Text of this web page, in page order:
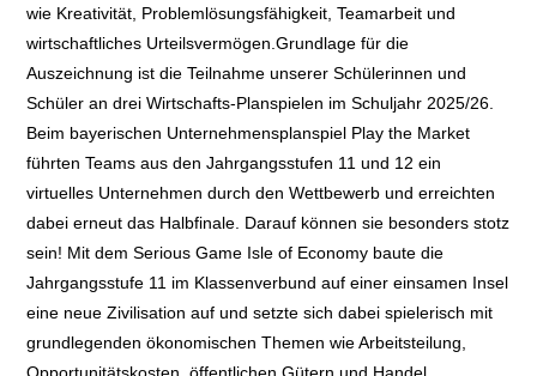
wie Kreativität, Problemlösungsfähigkeit, Teamarbeit und
wirtschaftliches Urteilsvermögen.Grundlage für die
Auszeichnung ist die Teilnahme unserer Schülerinnen und
Schüler an drei Wirtschafts-Planspielen im Schuljahr 2025/26.
Beim bayerischen Unternehmensplanspiel Play the Market
führten Teams aus den Jahrgangsstufen 11 und 12 ein
virtuelles Unternehmen durch den Wettbewerb und erreichten
dabei erneut das Halbfinale. Darauf können sie besonders stotz
sein! Mit dem Serious Game Isle of Economy baute die
Jahrgangsstufe 11 im Klassenverbund auf einer einsamen Insel
eine neue Zivilisation auf und setzte sich dabei spielerisch mit
grundlegenden ökonomischen Themen wie Arbeitsteilung,